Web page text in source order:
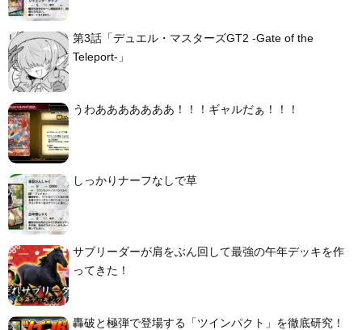
第3話「デュエル・マスターズGT2 -Gate of the
Teleport-」
うわあああああああ！！！ギャルだぁ！！！
しっかりナーフなしで草
サブリーダーが肩をぶん回して最強の午年デッキを作
ってきた！
轟破と極弾で登場する「ツインパクト」を徹底研究！